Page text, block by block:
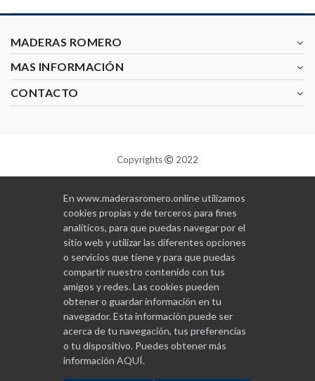
MADERAS ROMERO
MAS INFORMACIÓN
CONTACTO
Copyrights 2022
Diseñado y programado porGABALA
En www.maderasromero.online utilizamos
cookies propias y de terceros para fines
analíticos, para que puedas navegar por el
sitio web y utilizar las diferentes opciones
o servicios que tiene y para que puedas
compartir nuestro contenido con tus
amigos y redes. Las cookies pueden
obtener o guardar información en tu
navegador. Esta información puede ser
acerca de tu navegación, tus preferencias
o tu dispositivo. Puedes obtener más
información AQUÍ.